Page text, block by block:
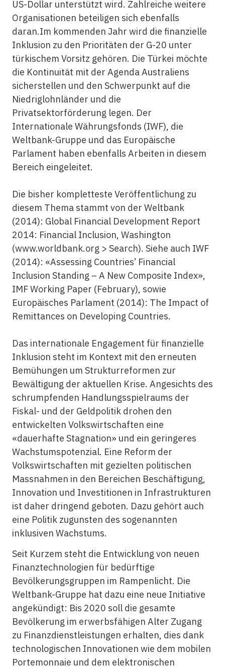
US-Dollar unterstützt wird. Zahlreiche weitere
Organisationen beteiligen sich ebenfalls
daran.Im kommenden Jahr wird die finanzielle
Inklusion zu den Prioritäten der G-20 unter
türkischem Vorsitz gehören. Die Türkei möchte
die Kontinuität mit der Agenda Australiens
sicherstellen und den Schwerpunkt auf die
Niedriglohnländer und die
Privatsektorförderung legen. Der
Internationale Währungsfonds (IWF), die
Weltbank-Gruppe und das Europäische
Parlament haben ebenfalls Arbeiten in diesem
Bereich eingeleitet.
Die bisher kompletteste Veröffentlichung zu
diesem Thema stammt von der Weltbank
(2014): Global Financial Development Report
2014: Financial Inclusion, Washington
(www.worldbank.org > Search). Siehe auch IWF
(2014): «Assessing Countries’ Financial
Inclusion Standing – A New Composite Index»,
IMF Working Paper (February), sowie
Europäisches Parlament (2014): The Impact of
Remittances on Developing Countries.
Das internationale Engagement für finanzielle
Inklusion steht im Kontext mit den erneuten
Bemühungen um Strukturreformen zur
Bewältigung der aktuellen Krise. Angesichts des
schrumpfenden Handlungsspielraums der
Fiskal- und der Geldpolitik drohen den
entwickelten Volkswirtschaften eine
«dauerhafte Stagnation» und ein geringeres
Wachstumspotenzial. Eine Reform der
Volkswirtschaften mit gezielten politischen
Massnahmen in den Bereichen Beschäftigung,
Innovation und Investitionen in Infrastrukturen
ist daher dringend geboten. Dazu gehört auch
eine Politik zugunsten des sogenannten
inklusiven Wachstums.
Seit Kurzem steht die Entwicklung von neuen
Finanztechnologien für bedürftige
Bevölkerungsgruppen im Rampenlicht. Die
Weltbank-Gruppe hat dazu eine neue Initiative
angekündigt: Bis 2020 soll die gesamte
Bevölkerung im erwerbsfähigen Alter Zugang
zu Finanzdienstleistungen erhalten, dies dank
technologischen Innovationen wie dem mobilen
Portemonnaie und dem elektronischen